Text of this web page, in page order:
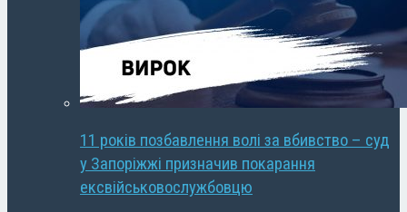
11 років позбавлення волі за вбивство – суд
у Запоріжжі призначив покарання
ексвійськовослужбовцю